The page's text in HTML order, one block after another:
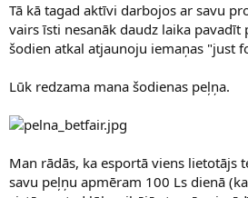
Tā kā tagad aktīvi darbojos ar savu
vairs īsti nesanāk daudz laika pavadīt
šodien atkal atjaunoju iemaņas "just
Lūk redzama mana šodienas peļņa.
Man rādās, ka esportā viens lietotājs
savu peļņu apmēram 100 Ls dienā